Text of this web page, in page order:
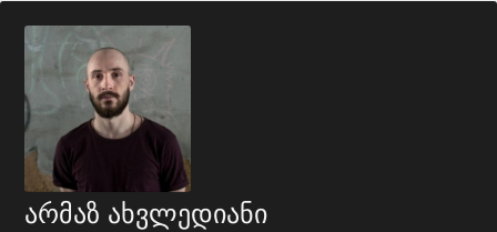
არმაზ ახვლედიანი